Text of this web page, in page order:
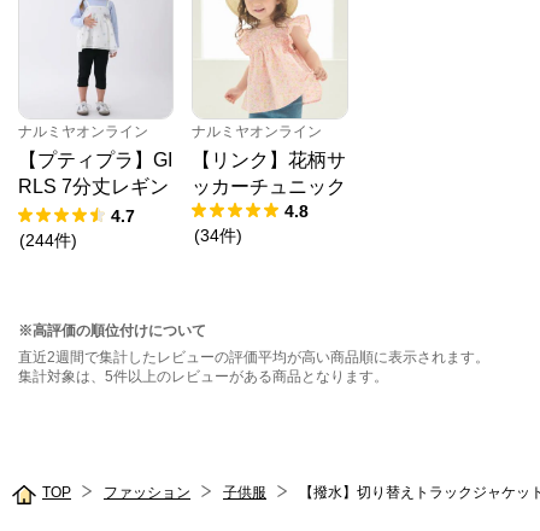
ナルミヤオンライン
【プティプラ】GI
RLS 7分丈レギン
ス
4.7
(244件)
ナルミヤオンライン
【リンク】花柄サ
ッカーチュニック
4.8
(34件)
※高評価の順位付けについて
直近2週間で集計したレビューの評価平均が高い商品順に表示されます。
集計対象は、5件以上のレビューがある商品となります。
TOP ファッション 子供服 【撥水】切り替えトラックジャケッ